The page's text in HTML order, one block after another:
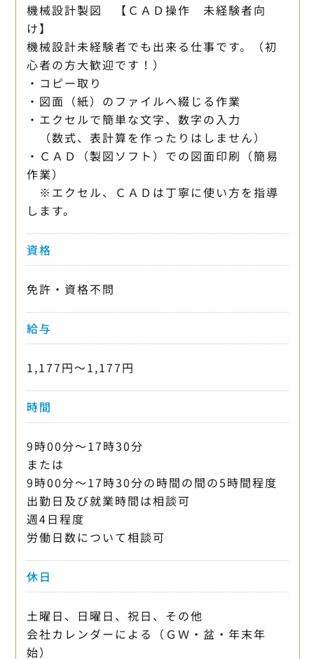
機械設計製図 【ＣＡＤ操作 未経験者向
け】
機械設計未経験者でも出来る仕事です。（初
心者の方大歓迎です！）
・コピー取り
・図面（紙）のファイルへ綴じる作業
・エクセルで簡単な文字、数字の入力
（数式、表計算を作ったりはしません）
・ＣＡＤ（製図ソフト）での図面印刷（簡易
作業）
※エクセル、ＣＡＤは丁寧に使い方を指導
します。
資格
免許・資格不問
給与
1,177円〜1,177円
時間
9時00分〜17時30分
または
9時00分〜17時30分の時間の間の5時間程度
出勤日及び就業時間は相談可
週4日程度
労働日数について相談可
休日
土曜日、日曜日、祝日、その他
会社カレンダーによる（ＧＷ・盆・年末年
始）